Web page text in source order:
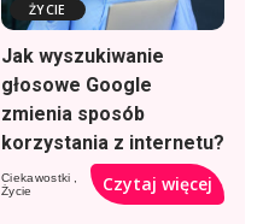
ŻYCIE
Jak wyszukiwanie
głosowe Google
zmienia sposób
korzystania z internetu?
Ciekawostki
Życie
Czytaj więcej